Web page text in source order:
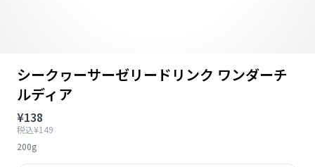
シークヮーサーゼリードリンク ワンダーチ
ルディア
¥138
税込¥149
200g